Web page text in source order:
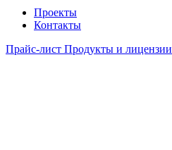
Проекты
Контакты
Прайс-лист Продукты и лицензии